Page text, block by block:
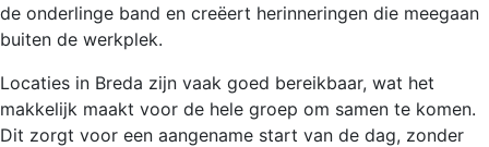
de onderlinge band en creëert herinneringen die meegaan
buiten de werkplek.
Locaties in Breda zijn vaak goed bereikbaar, wat het
makkelijk maakt voor de hele groep om samen te komen.
Dit zorgt voor een aangename start van de dag, zonder